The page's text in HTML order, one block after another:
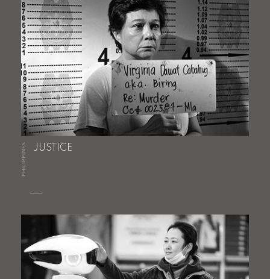
PHILIPPINES JUSTICE